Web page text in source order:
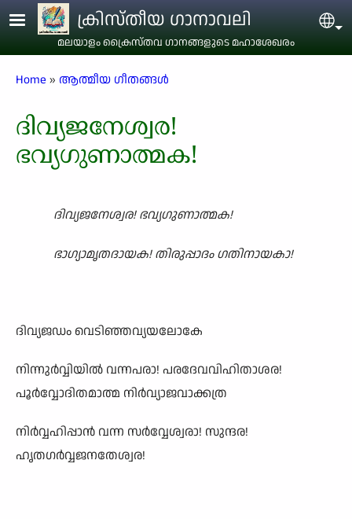
Skip to main contentക്രിസ്തീയ ഗാനാവലി
മലയാളം ക്രൈസ്തവ ഗാനങ്ങളുടെ മഹാശേഖരം
Breadcrumb
Home ആത്മീയ ഗീതങ്ങൾ
ദിവ്യജനേശ്വര!
ഭവ്യഗുണാത്മക!
ദിവ്യജനേശ്വര! ഭവ്യഗുണാത്മക!
ഭാഗ്യാമൃതദായക! തിരുപ്പാദം ഗതിനായകാ!
ദിവ്യജഡം വെടിഞ്ഞവ്യയലോകേ
നിന്നുർവ്വിയിൽ വന്നപരാ! പരദേവവിഹിതാശര!
പൂർവ്വോദിതമാത്മ നിർവ്യാജവാക്കത്ര
നിർവ്വഹിപ്പാൻ വന്ന സർവ്വേശ്വരാ! സുന്ദര!
ഹൃതഗർവ്വജനതേശ്വര!